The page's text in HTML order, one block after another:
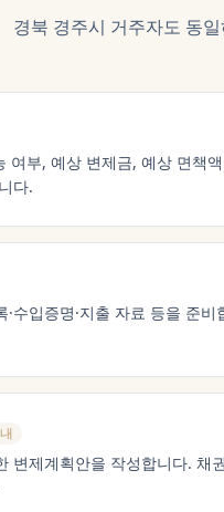
경북 경주시 거주자도 동
여부, 예상 변제금, 예상 면책
다.
·수입증명·지출 자료 등을 준
변제계획안을 작성합니다.